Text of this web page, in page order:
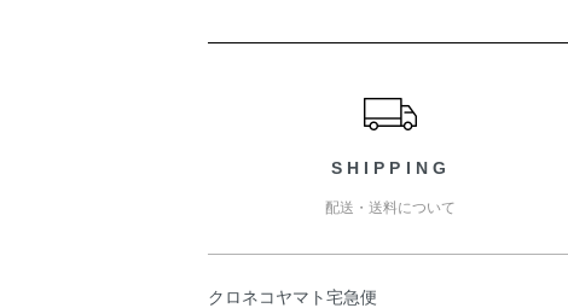
SHIPPING
配送・送料について
クロネコヤマト宅急便